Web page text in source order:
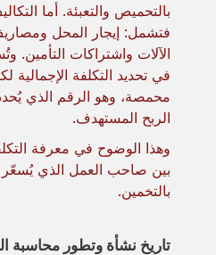
بالتحميص والتعبئة. أما
فتشمل: إيجار المحل
الآلات واشتراكات التأمين.
في تحديد التكلفة الإجمالية
محمصة، وهو الرقم الذي
الربح المستهدف.
وهذا الوضوح في معرفة
بين صاحب العمل الذي يُسعّر
بالتخمين.
تاريخ نشأة وتطور محاسبة